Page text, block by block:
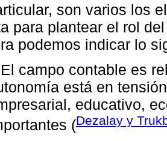
son varios los
para plantear el rol
podemos indicar lo
campo contable es
está en
educativo,
(Dezalay y